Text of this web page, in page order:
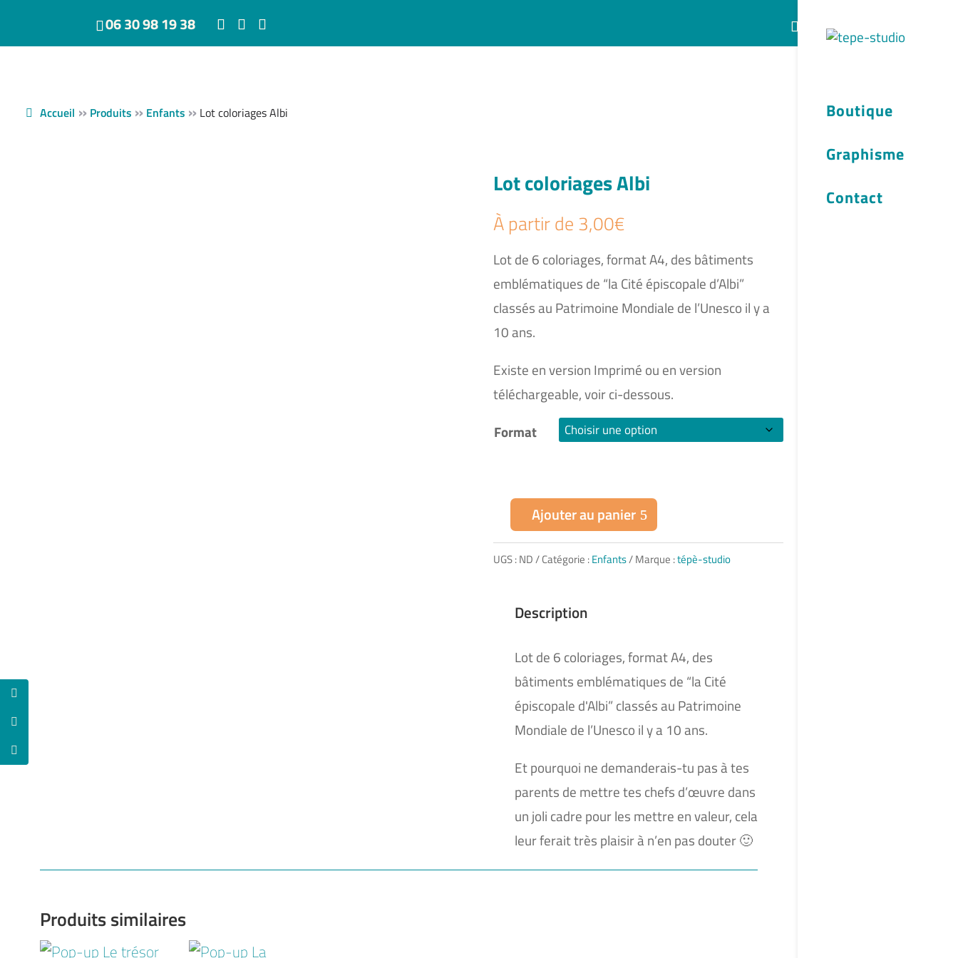
06 30 98 19 38 Articles 0
Boutique
Graphisme
Contact
Accueil » Produits » Enfants » Lot coloriages Albi
Lot coloriages Albi
À partir de 3,00€
Lot de 6 coloriages, format A4, des bâtiments
emblématiques de “la Cité épiscopale d’Albi”
classés au Patrimoine Mondiale de l’Unesco il y a
10 ans.
Existe en version Imprimé ou en version
téléchargeable, voir ci-dessous.
Format
quantité
de
Ajouter au panier
UGS :ND Catégorie :Enfants Marque :tépè-studio
Description
Lot de 6 coloriages, format A4, des
bâtiments emblématiques de “la Cité
épiscopale d'Albi” classés au Patrimoine
Mondiale de l’Unesco il y a 10 ans.
Et pourquoi ne demanderais-tu pas à tes
parents de mettre tes chefs d’œuvre dans
un joli cadre pour les mettre en valeur, cela
leur ferait très plaisir à n’en pas douter 🙂
Produits similaires